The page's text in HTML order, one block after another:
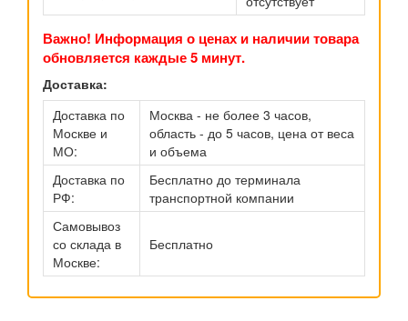
Важно! Информация о ценах и наличии товара
обновляется каждые 5 минут.
Доставка:
Доставка по
Москве и
МО:
Москва - не более 3 часов,
область - до 5 часов, цена от веса
и объема
Доставка по
РФ:
Бесплатно до терминала
транспортной компании
Самовывоз
со склада в
Москве:
Бесплатно